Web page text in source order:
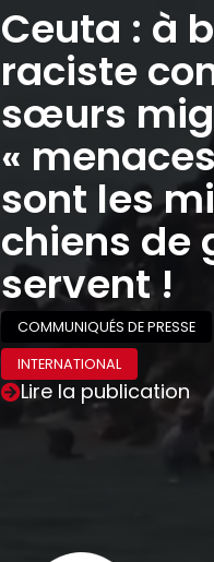
Ceuta : à
raciste
sœurs
«
sont les
chiens de
servent !
COMMUNIQUÉS DE PRESSE
INTERNATIONAL
Lire la publication